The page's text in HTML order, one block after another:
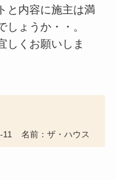
と内容に施主は満
ょうか・・。
しくお願いしま
名前：ザ・ハウス